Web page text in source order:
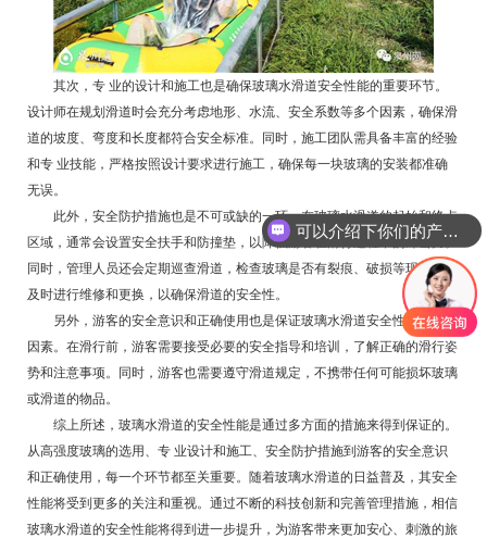
其次，专 业的设计和施工也是确保玻璃水滑道安全性能的重要环节。
设计师在规划滑道时会充分考虑地形、水流、安全系数等多个因素，确保滑
道的坡度、弯度和长度都符合安全标准。同时，施工团队需具备丰富的经验
和专 业技能，严格按照设计要求进行施工，确保每一块玻璃的安装都准确
无误。
此外，安全防护措施也是不可或缺的一环。在玻璃水滑道的起始和终点
区域，通常会设置安全扶手和防撞垫，以降低游客在滑行过程中的冲击力。
同时，管理人员还会定期巡查滑道，检查玻璃是否有裂痕、破损等现象，并
及时进行维修和更换，以确保滑道的安全性。
另外，游客的安全意识和正确使用也是保证玻璃水滑道安全性能的重要
因素。在滑行前，游客需要接受必要的安全指导和培训，了解正确的滑行姿
势和注意事项。同时，游客也需要遵守滑道规定，不携带任何可能损坏玻璃
或滑道的物品。
综上所述，玻璃水滑道的安全性能是通过多方面的措施来得到保证的。
从高强度玻璃的选用、专 业设计和施工、安全防护措施到游客的安全意识
和正确使用，每一个环节都至关重要。随着玻璃水滑道的日益普及，其安全
性能将受到更多的关注和重视。通过不断的科技创新和完善管理措施，相信
玻璃水滑道的安全性能将得到进一步提升，为游客带来更加安心、刺激的旅
可以介绍下你们的产品么